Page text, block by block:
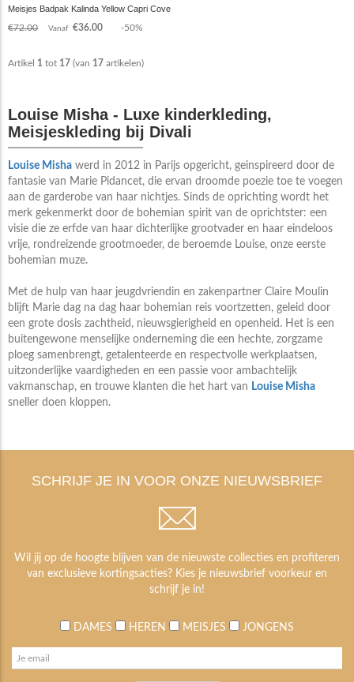
Meisjes Badpak Kalinda Yellow Capri Cove
€72.00
Vanaf €36.00 -50%
Artikel 1 tot 17 (van 17 artikelen)
Louise Misha - Luxe kinderkleding,
Meisjeskleding bij Divali
Louise Misha werd in 2012 in Parijs opgericht, geinspireerd door de
fantasie van Marie Pidancet, die ervan droomde poezie toe te voegen
aan de garderobe van haar nichtjes. Sinds de oprichting wordt het
merk gekenmerkt door de bohemian spirit van de oprichtster: een
visie die ze erfde van haar dichterlijke grootvader en haar eindeloos
vrije, rondreizende grootmoeder, de beroemde Louise, onze eerste
bohemian muze.
Met de hulp van haar jeugdvriendin en zakenpartner Claire Moulin
blijft Marie dag na dag haar bohemian reis voortzetten, geleid door
een grote dosis zachtheid, nieuwsgierigheid en openheid. Het is een
buitengewone menselijke onderneming die een hechte, zorgzame
ploeg samenbrengt, getalenteerde en respectvolle werkplaatsen,
uitzonderlijke vaardigheden en een passie voor ambachtelijk
vakmanschap, en trouwe klanten die het hart van Louise Misha
sneller doen kloppen.
SCHRIJF JE IN VOOR ONZE NIEUWSBRIEF
Wil jij op de hoogte blijven van de nieuwste collecties en profiteren
van exclusieve kortingsacties? Kies je nieuwsbrief voorkeur en
schrijf je in!
DAMES HEREN MEISJES JONGENS